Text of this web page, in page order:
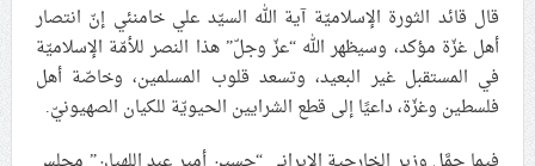
الفقيه القائد قاسم: لن تقتلوا الحسين.. إنّ الحسين سيقتل
طاغوتيّتكم
انطلاق المحادثات الإيرانيّة- الأمريكيّة في سويسرا
قال قائد الثورة الإسلاميّة آية الله السيّد علي خامنئي إنّ انتصار
أهل غزّة مؤكد، وسيظهر الله “عزّ وجلّ” هذا النصر للأمّة الإسلاميّة
في المستقبل غير البعيد، وتسعد قلوب المسلمين، وخاصّة أهل
فلسطين وغزّة، داعيًا إلى قطع الشرايين الحيويّة للكيان الصهيونيّ.